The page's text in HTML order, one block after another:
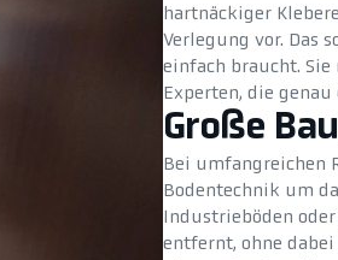
hartnäckiger
Verlegung vor. Das
einfach braucht.
Experten, die
Große
Bei umfangreichen
Bodentechnik um
Industrieböden
entfernt, ohne